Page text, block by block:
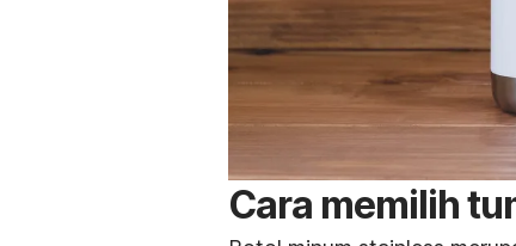
Cara memilih